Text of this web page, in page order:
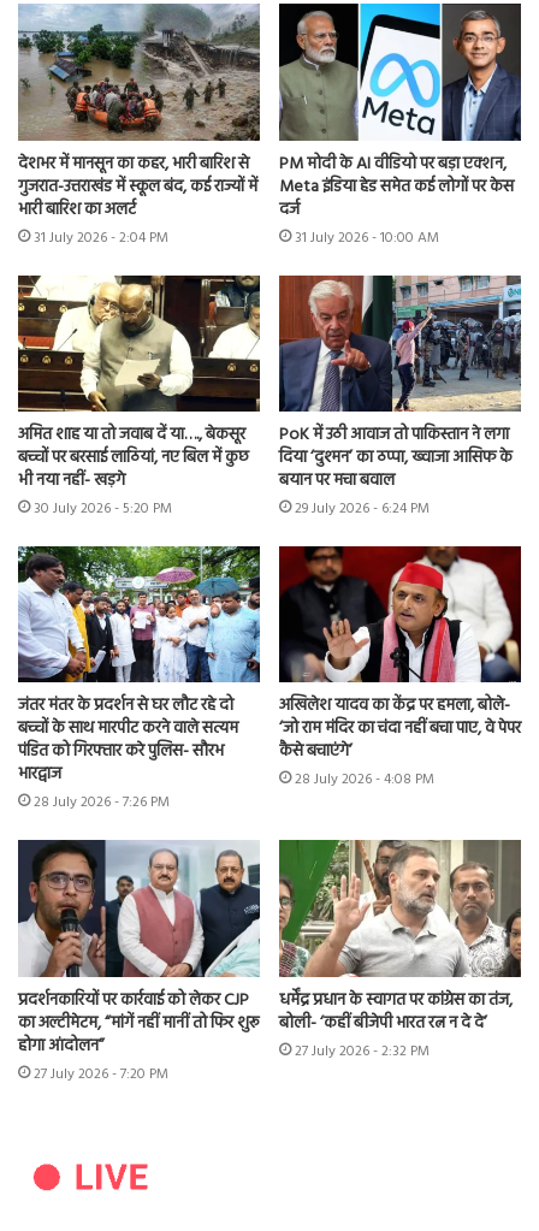
देशभर में मानसून का कहर, भारी बारिश से
गुजरात-उत्तराखंड में स्कूल बंद, कई राज्यों में
भारी बारिश का अलर्ट
31 July 2026 - 2:04 PM
PM मोदी के AI वीडियो पर बड़ा एक्शन,
Meta इंडिया हेड समेत कई लोगों पर केस
दर्ज
31 July 2026 - 10:00 AM
अमित शाह या तो जवाब दें या…., बेकसूर
बच्चों पर बरसाई लाठियां, नए बिल में कुछ
भी नया नहीं- खड़गे
30 July 2026 - 5:20 PM
PoK में उठी आवाज तो पाकिस्तान ने लगा
दिया ‘दुश्मन’ का ठप्पा, ख्वाजा आसिफ के
बयान पर मचा बवाल
29 July 2026 - 6:24 PM
जंतर मंतर के प्रदर्शन से घर लौट रहे दो
बच्चों के साथ मारपीट करने वाले सत्यम
पंडित को गिरफ्तार करे पुलिस- सौरभ
भारद्वाज
28 July 2026 - 7:26 PM
अखिलेश यादव का केंद्र पर हमला, बोले-
‘जो राम मंदिर का चंदा नहीं बचा पाए, वे पेपर
कैसे बचाएंगे’
28 July 2026 - 4:08 PM
प्रदर्शनकारियों पर कार्रवाई को लेकर CJP
का अल्टीमेटम, “मांगें नहीं मानीं तो फिर शुरू
होगा आंदोलन”
27 July 2026 - 7:20 PM
धर्मेंद्र प्रधान के स्वागत पर कांग्रेस का तंज,
बोली- ‘कहीं बीजेपी भारत रत्न न दे दे’
27 July 2026 - 2:32 PM